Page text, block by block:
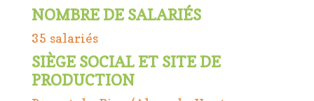
NOMBRE DE SALARIÉS
35 salariés
SIÈGE SOCIAL ET SITE DE
PRODUCTION